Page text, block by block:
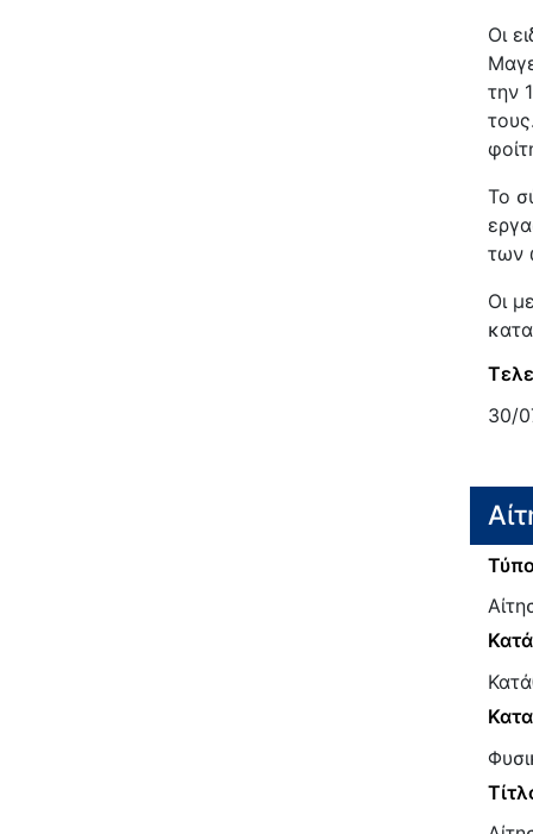
Οι
την
Το
των
Οι
30/